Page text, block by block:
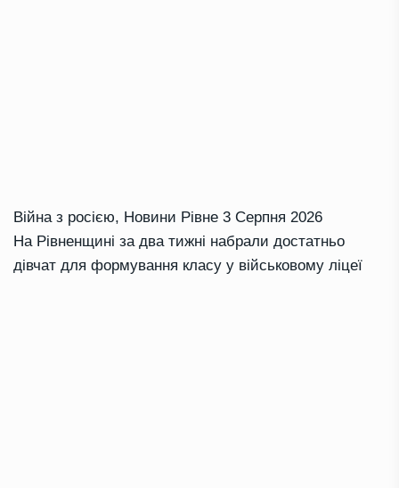
Війна з росією, Новини Рівне 3 Серпня 2026
На Рівненщині за два тижні набрали достатньо
дівчат для формування класу у військовому ліцеї